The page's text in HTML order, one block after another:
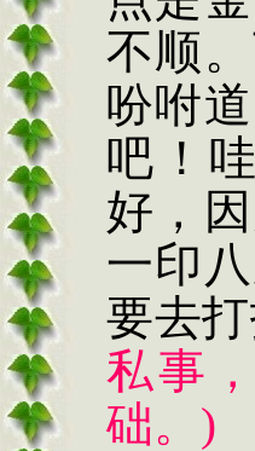
不顺
吩咐
吧！
好，
一印
要去打
私事
础。 )